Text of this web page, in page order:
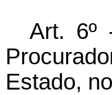
Art. 6º
Estado,